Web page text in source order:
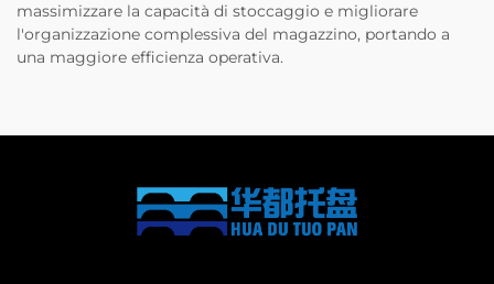
massimizzare la capacità di stoccaggio e migliorare
l'organizzazione complessiva del magazzino, portando a
una maggiore efficienza operativa.